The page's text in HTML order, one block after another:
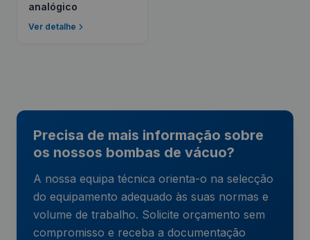
analógico
Ver detalhe
Precisa de mais informação sobre
os nossos bombas de vácuo?
A nossa equipa técnica orienta-o na selecção
do equipamento adequado às suas normas e
volume de trabalho. Solicite orçamento sem
compromisso e receba a documentação